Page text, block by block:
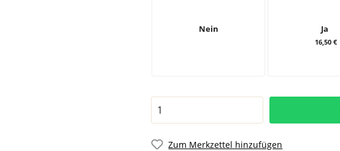
Nein Ja
16,50 €
Zum Merkzettel hinzufügen